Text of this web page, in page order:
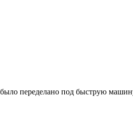
переделано под быструю